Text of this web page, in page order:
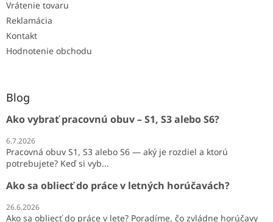
Vrátenie tovaru
Reklamácia
Kontakt
Hodnotenie obchodu
Blog
Ako vybrať pracovnú obuv – S1, S3 alebo S6?
6.7.2026
Pracovná obuv S1, S3 alebo S6 — aký je rozdiel a ktorú
potrebujete? Keď si vyb...
Ako sa obliecť do práce v letných horúčavách?
26.6.2026
Ako sa obliecť do práce v lete? Poradíme, čo zvládne horúčavy